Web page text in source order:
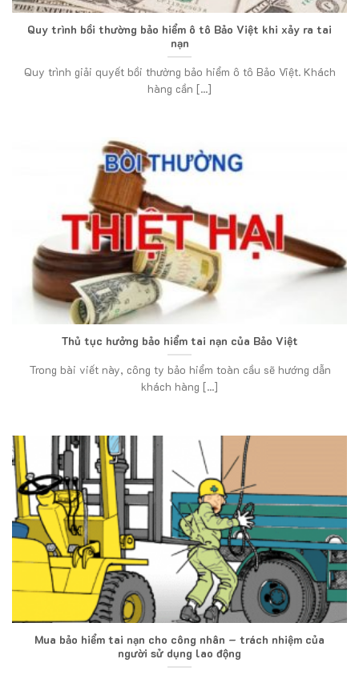
Quy trình bồi thường bảo hiểm ô tô Bảo Việt khi xảy ra tai
nạn
Quy trình giải quyết bồi thường bảo hiểm ô tô Bảo Việt. Khách
hàng cần [...]
Thủ tục hưởng bảo hiểm tai nạn của Bảo Việt
Trong bài viết này, công ty bảo hiểm toàn cầu sẽ hướng dẫn
khách hàng [...]
Mua bảo hiểm tai nạn cho công nhân – trách nhiệm của
người sử dụng lao động